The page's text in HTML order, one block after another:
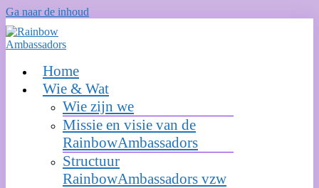
Ga naar de inhoud
Home
Wie & Wat
Wie zijn we
Missie en visie van de
RainbowAmbassadors
Structuur
RainbowAmbassadors vzw